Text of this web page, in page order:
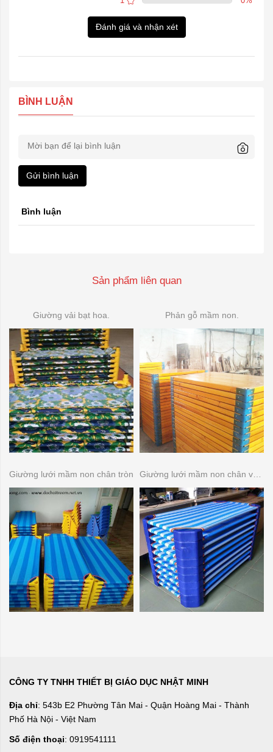
Đánh giá và nhận xét
BÌNH LUẬN
Gửi bình luận
Bình luận
Sản phẩm liên quan
Giường vải bạt hoa. Phản gỗ mầm non.
Giường lưới mầm non chân tròn
CÔNG TY TNHH THIẾT BỊ GIÁO DỤC NHẬT MINH
Địa chỉ: 543b E2 Phường Tân Mai - Quận Hoàng Mai - Thành
Phố Hà Nội - Việt Nam
Số điện thoại: 0919541111